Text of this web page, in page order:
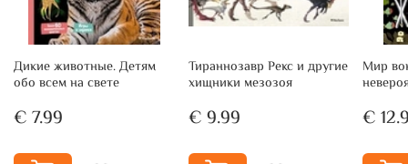
Дикие животные. Детям
обо всем на свете
€ 7.99
Тираннозавр Рекс и другие
хищники мезозоя
€ 9.99
Мир
€